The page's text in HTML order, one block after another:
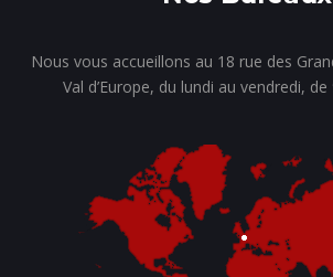
Nous vous accueillons au 18 rue des
Val d’Europe, du lundi au vendredi,